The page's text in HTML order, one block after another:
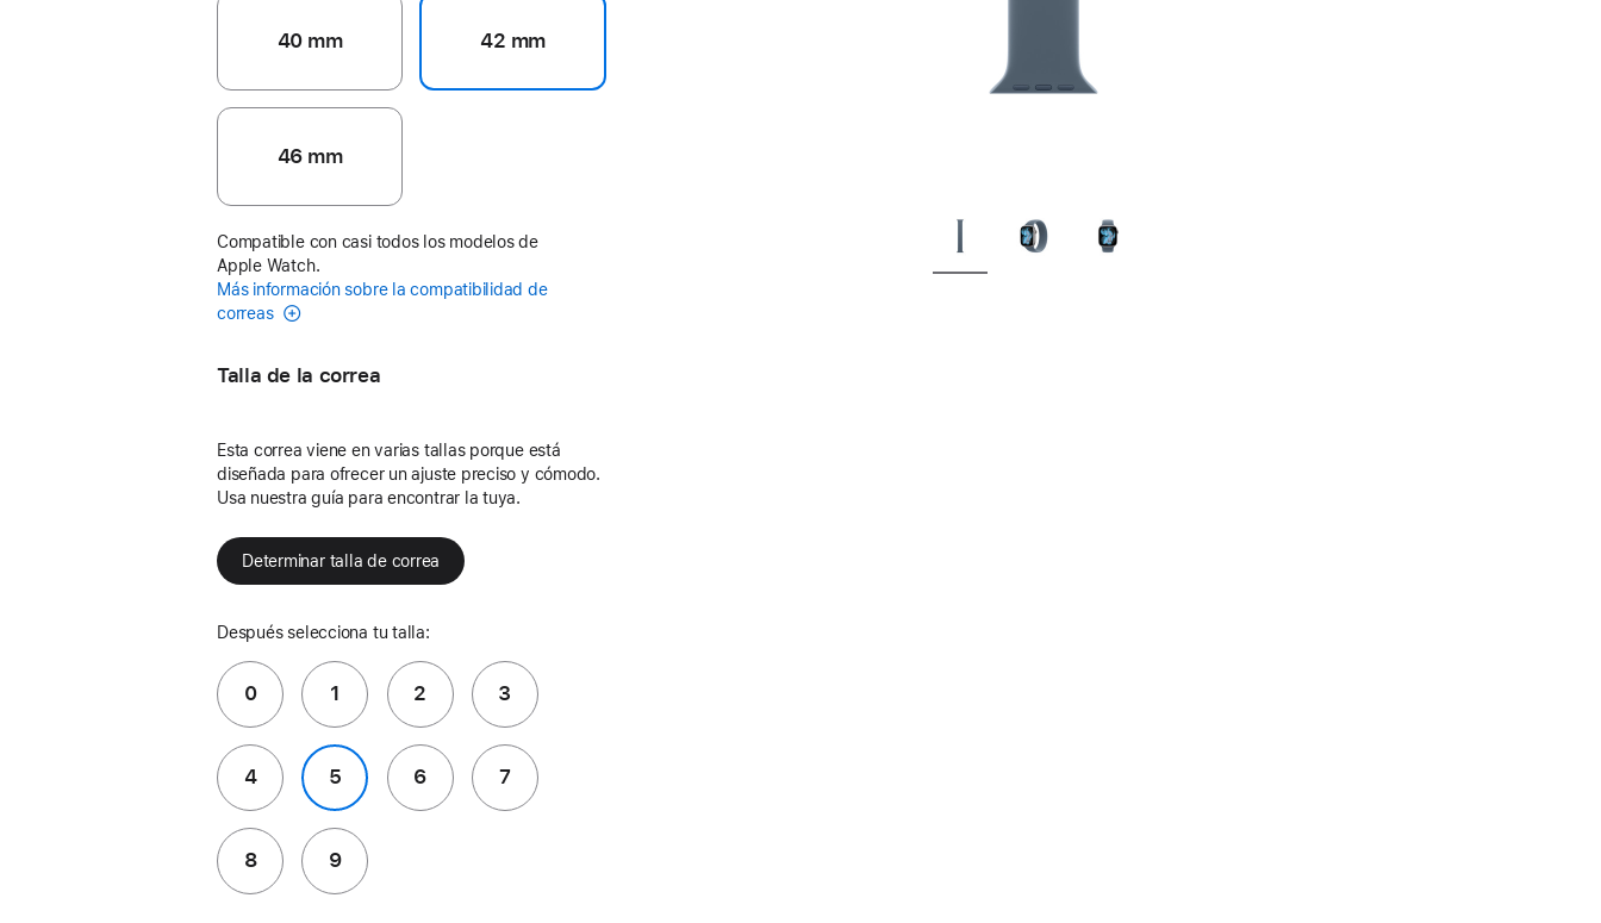
40 mm 42 mm
46 mm
Compatible con casi todos los modelos de
Apple Watch.
Más información sobre la compatibilidad de
correas
Talla de la correa
Esta correa viene en varias tallas porque está
diseñada para ofrecer un ajuste preciso y cómodo.
Usa nuestra guía para encontrar la tuya.
Determinar talla de correa
Después selecciona tu talla:
0 1 2 3
4 5 6 7
8 9